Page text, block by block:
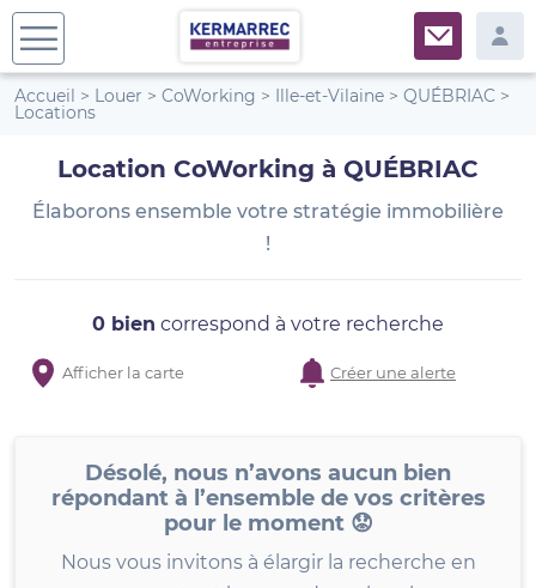
Accueil > Louer > CoWorking > Ille-et-Vilaine > QUÉBRIAC >
Locations
Location CoWorking à QUÉBRIAC
Élaborons ensemble votre stratégie immobilière
!
0 bien correspond à votre recherche
Afficher la carte Créer une alerte
Désolé, nous n’avons aucun bien
répondant à l’ensemble de vos critères
pour le moment 😟
Nous vous invitons à élargir la recherche en